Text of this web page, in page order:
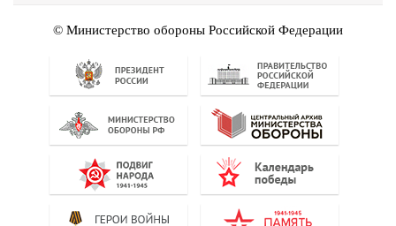
© Министерство обороны Российской Федерации